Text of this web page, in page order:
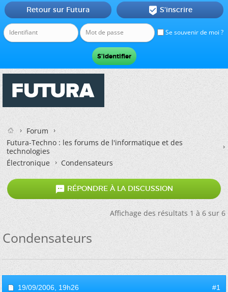
Se souvenir de moi ?
Retour sur Futura  S'inscrire
Forum
Futura-Techno : les forums de l'informatique et des
technologies
Électronique
Condensateurs
 RÉPONDRE À LA DISCUSSION
Affichage des résultats 1 à 6 sur 6
Condensateurs
19/09/2006, 19h26 #1